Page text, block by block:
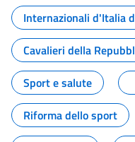
Internazionali d'Italia
Cavalieri della
Sport e salute
Riforma dello sport